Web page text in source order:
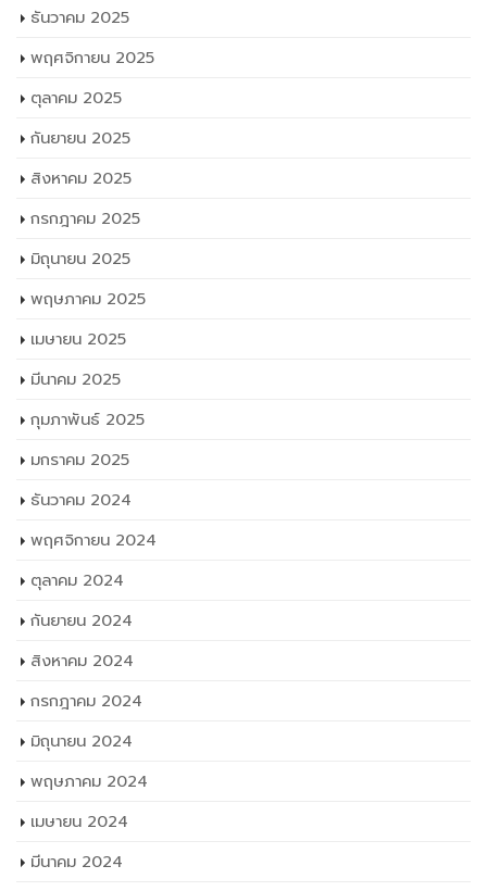
ธันวาคม 2025
พฤศจิกายน 2025
ตุลาคม 2025
กันยายน 2025
สิงหาคม 2025
กรกฎาคม 2025
มิถุนายน 2025
พฤษภาคม 2025
เมษายน 2025
มีนาคม 2025
กุมภาพันธ์ 2025
มกราคม 2025
ธันวาคม 2024
พฤศจิกายน 2024
ตุลาคม 2024
กันยายน 2024
สิงหาคม 2024
กรกฎาคม 2024
มิถุนายน 2024
พฤษภาคม 2024
เมษายน 2024
มีนาคม 2024